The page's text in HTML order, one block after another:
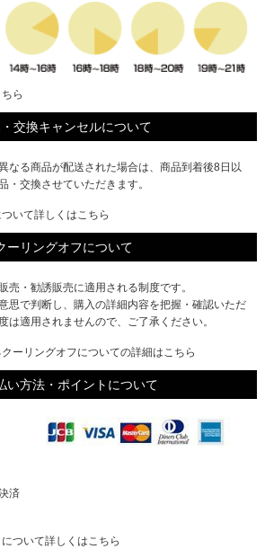
ら
交換キャンセルについて
なる商品が配送された場合は、商品到着後8日以
・交換させていただきます。
いて詳しくはこちら
ーリングオフについて
売・勧誘販売に適用される制度です。
思で判断し、購入の詳細内容を把握・確認いただ
は適用されませんので、ご了承ください。
ーリングオフについての詳細はこちら
い方法・ポイントについて
済
ついて詳しくはこちら